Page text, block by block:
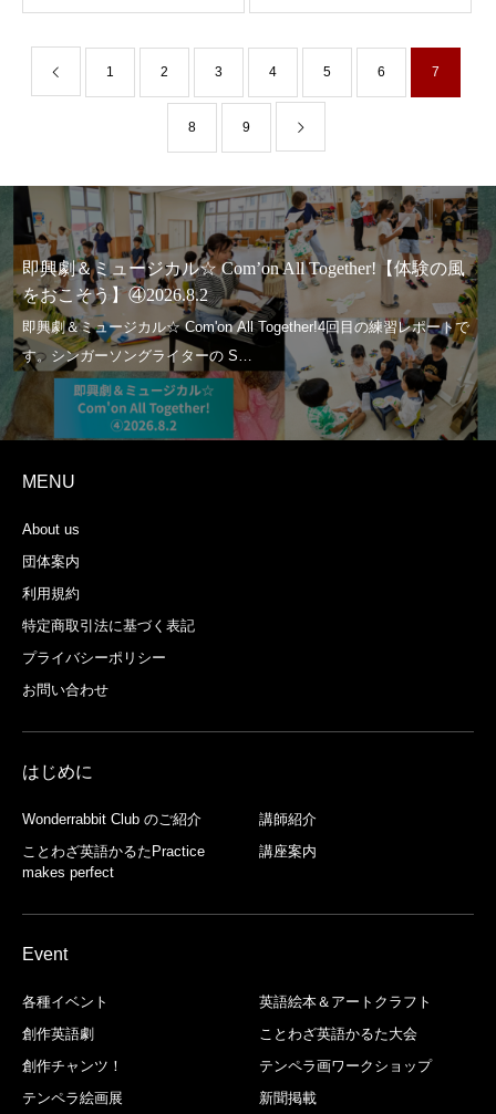
1 2 3 4 5 6 7
8 9
即興劇＆ミュージカル☆ Com’on All Together!【体験の風
をおこそう】④2026.8.2
MENU
About us
団体案内
利用規約
特定商取引法に基づく表記
プライバシーポリシー
お問い合わせ
はじめに
Wonderrabbit Club のご紹介
講師紹介
ことわざ英語かるたPractice
makes perfect
講座案内
Event
各種イベント
英語絵本＆アートクラフト
創作英語劇
ことわざ英語かるた大会
創作チャンツ！
テンペラ画ワークショップ
テンペラ絵画展
新聞掲載